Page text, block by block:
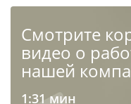
Cмотрите
видео о
нашей
1:31 мин